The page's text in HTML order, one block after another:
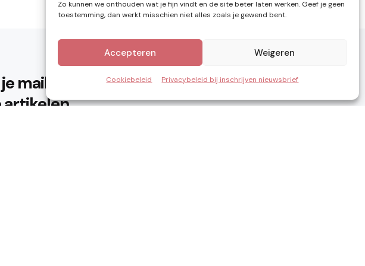
Zo kunnen we onthouden wat je fijn vindt en de site beter laten werken. Geef je geen
toestemming, dan werkt misschien niet alles zoals je gewend bent.
Accepteren Weigeren
Cookiebeleid Privacybeleid bij inschrijven nieuwsbrief
mailbox?